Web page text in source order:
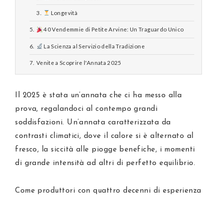
Longevità
40 Vendemmie di Petite Arvine: Un Traguardo Unico
La Scienza al Servizio della Tradizione
Venite a Scoprire l'Annata 2025
Il 2025 è stata un’annata che ci ha messo alla
prova, regalandoci al contempo grandi
soddisfazioni. Un’annata caratterizzata da
contrasti climatici, dove il calore si è alternato al
fresco, la siccità alle piogge benefiche, i momenti
di grande intensità ad altri di perfetto equilibrio.
Come produttori con quattro decenni di esperienza